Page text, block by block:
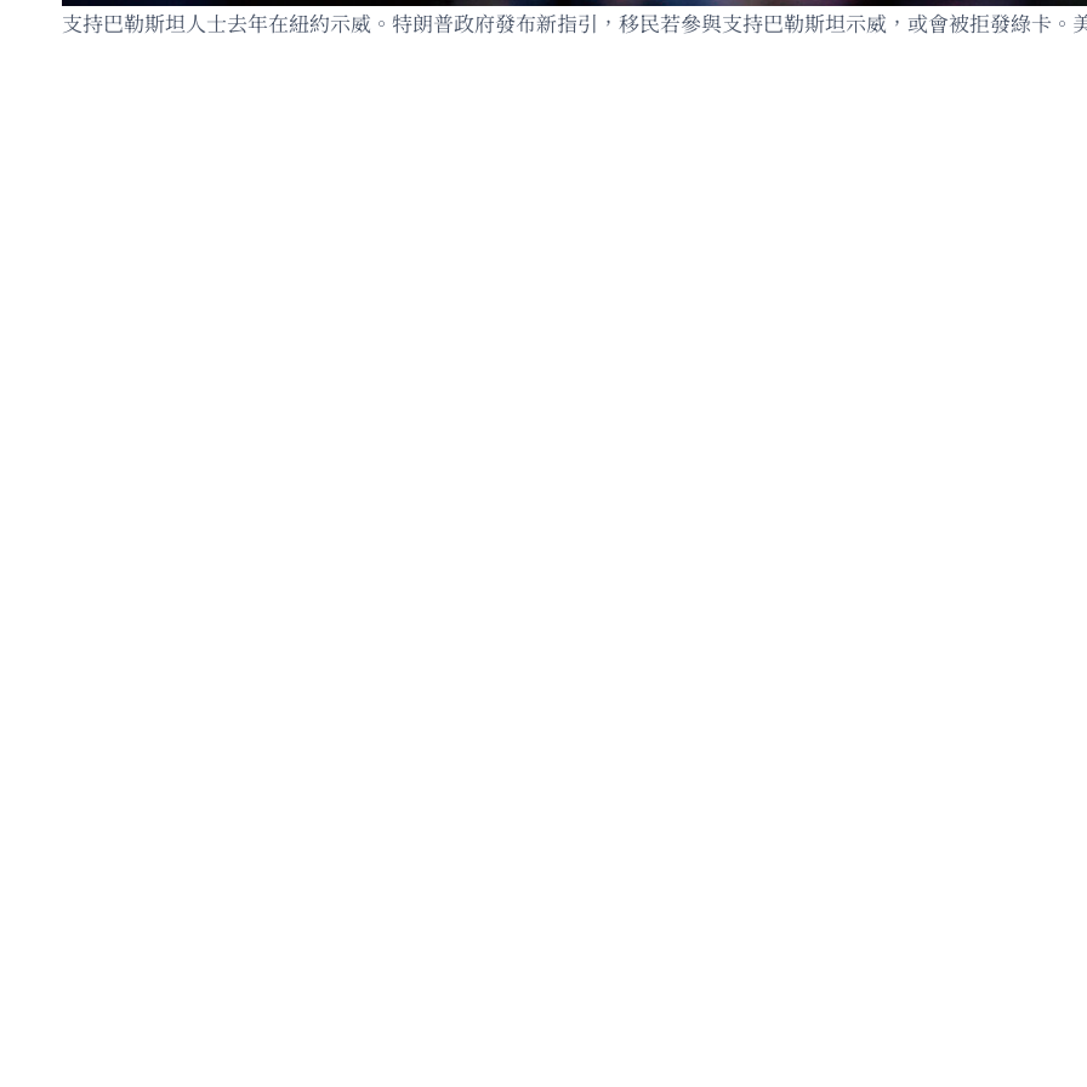
支持巴勒斯坦人士去年在紐約示威。特朗普政府發布新指引，移民若參與支持巴勒斯坦示威，或會被拒發綠卡。